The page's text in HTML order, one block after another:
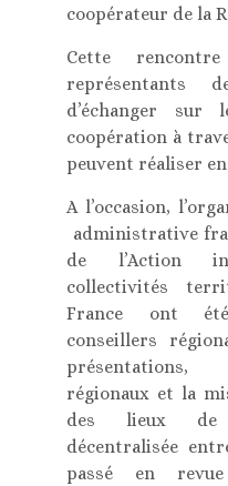
coopérateur de la
Cette
représentants
d’échanger sur
coopération à
peuvent réaliser
A l’occasion,
administrative
de l’Action
collectivités
France ont
conseillers
régionaux et la
des lieux de
décentralisée
passé en